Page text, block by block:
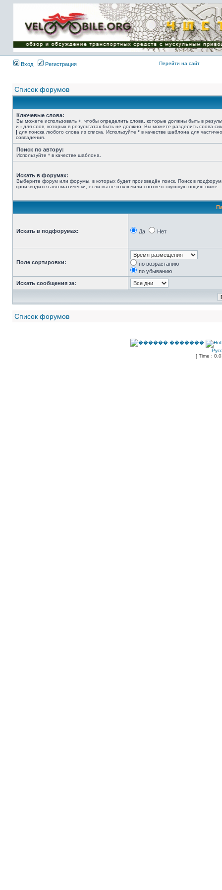
Имя пользователя:
Пароль:
{ LOG_ME_IN_SHORT
}
Вход
Регистрация Перейти на сайт
Список форумов
Ключевые слова:
Вы можете использовать + , чтобы определить слова, которые должны быть в
и - для слов, которых в результатах быть не должно. Вы можете разделить слова
| для поиска любого слова из списка. Используйте * в качестве шаблона для
совпадения.
Поиск по автору:
Используйте * в качестве шаблона.
Искать в форумах:
Выберите форум или форумы, в которых будет произведён поиск. Поиск в
производится автоматически, если вы не отключили соответствующую опцию ниже.
Искать в подфорумах: Да Нет
Поле сортировки:
по возрастанию
по убыванию
Искать сообщения за:
Список форумов
[ Time :